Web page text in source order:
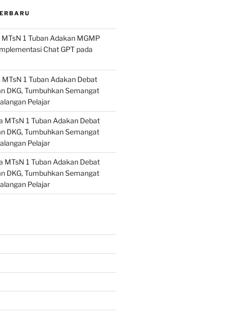
MTsN 1 Tuban Adakan MGMP
Chat GPT pada
MTsN 1 Tuban Adakan Debat
DKG, Tumbuhkan Semangat
Pelajar
MTsN 1 Tuban Adakan Debat
DKG, Tumbuhkan Semangat
Pelajar
MTsN 1 Tuban Adakan Debat
DKG, Tumbuhkan Semangat
Pelajar